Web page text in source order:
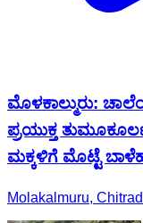
ಮೊಳಕಾಲ್ಮುರು:
ಪ್ರಯುಕ್ತ
ಮಕ್ಕಳಿಗೆ ಮೊಟ್ಟೆ
Molakalmuru,